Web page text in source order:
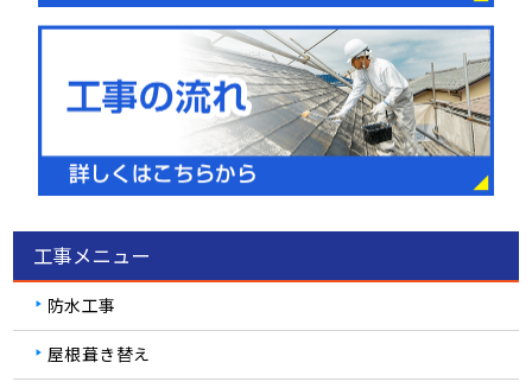
工事メニュー
防水工事
屋根葺き替え